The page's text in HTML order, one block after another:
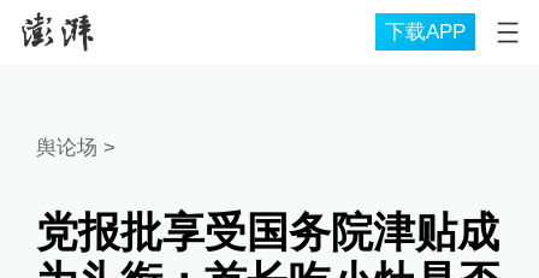
下载APP
舆论场 >
党报批享受国务院津贴成